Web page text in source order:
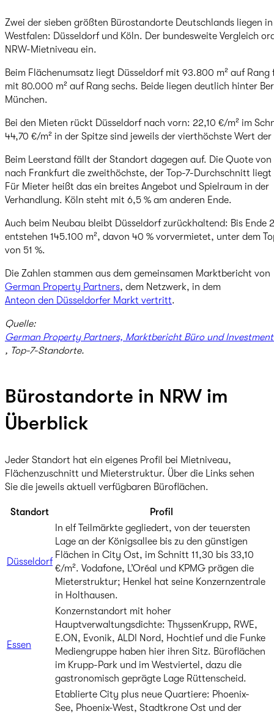
Zwei der sieben größten Bürostandorte Deutschlands liegen
Westfalen: Düsseldorf und Köln. Der bundesweite Vergleich
NRW-Mietniveau ein.
Beim Flächenumsatz liegt Düsseldorf mit 93.800 m² auf Rang
mit 80.000 m² auf Rang sechs. Beide liegen deutlich hinter
München.
Bei den Mieten rückt Düsseldorf nach vorn: 22,10 €/m² im
44,70 €/m² in der Spitze sind jeweils der vierthöchste Wert der
Beim Leerstand fällt der Standort dagegen auf. Die Quote von
nach Frankfurt die zweithöchste, der Top-7-Durchschnitt liegt
Für Mieter heißt das ein breites Angebot und Spielraum in der
Verhandlung. Köln steht mit 6,5 % am anderen Ende.
Auch beim Neubau bleibt Düsseldorf zurückhaltend: Bis Ende
entstehen 145.100 m², davon 40 % vorvermietet, unter dem
von 51 %.
Die Zahlen stammen aus dem gemeinsamen Marktbericht von
German Property Partners, dem Netzwerk, in dem
Anteon den Düsseldorfer Markt vertritt.
Quelle:
German Property Partners, Marktbericht Büro und
, Top-7-Standorte.
Bürostandorte in NRW im
Überblick
Jeder Standort hat ein eigenes Profil bei Mietniveau,
Flächenzuschnitt und Mieterstruktur. Über die Links sehen
Sie die jeweils aktuell verfügbaren Büroflächen.
Standort Profil
Düsseldorf
In elf Teilmärkte gegliedert, von der teuersten
Lage an der Königsallee bis zu den günstigen
Flächen in City Ost, im Schnitt 11,30 bis 33,10
€/m². Vodafone, L’Oréal und KPMG prägen die
Mieterstruktur; Henkel hat seine Konzernzentrale
in Holthausen.
Essen
Konzernstandort mit hoher
Hauptverwaltungsdichte: ThyssenKrupp, RWE,
E.ON, Evonik, ALDI Nord, Hochtief und die Funke
Mediengruppe haben hier ihren Sitz. Büroflächen
im Krupp-Park und im Westviertel, dazu die
gastronomisch geprägte Lage Rüttenscheid.
Etablierte City plus neue Quartiere: Phoenix-
See, Phoenix-West, Stadtkrone Ost und der